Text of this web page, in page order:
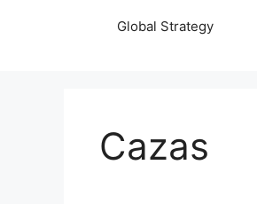
Global Strategy
Cazas